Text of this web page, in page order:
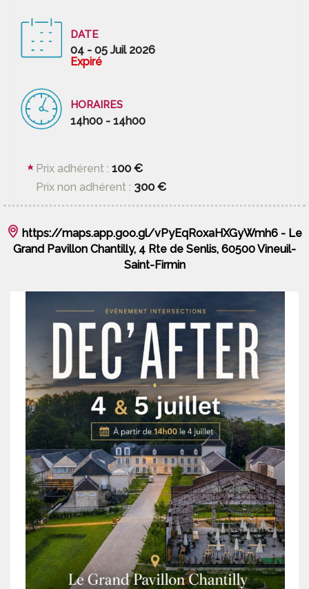
DATE
04 - 05 Juil 2026
Expiré
HORAIRES
14h00 - 14h00
Prix adhérent : 100 €
Prix non adhérent : 300 €
https://maps.app.goo.gl/vPyEqRoxaHXGyWmh6 - Le
Grand Pavillon Chantilly, 4 Rte de Senlis, 60500 Vineuil-
Saint-Firmin